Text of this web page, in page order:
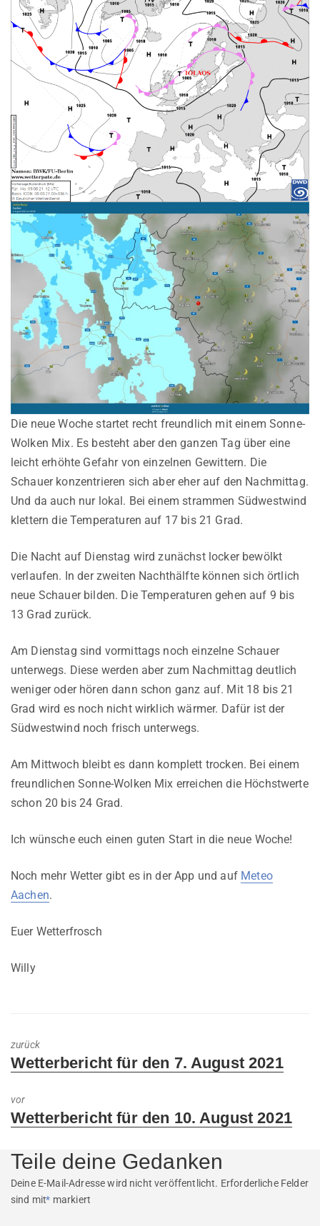
Die neue Woche startet recht freundlich mit einem Sonne-
Wolken Mix. Es besteht aber den ganzen Tag über eine
leicht erhöhte Gefahr von einzelnen Gewittern. Die
Schauer konzentrieren sich aber eher auf den Nachmittag.
Und da auch nur lokal. Bei einem strammen Südwestwind
klettern die Temperaturen auf 17 bis 21 Grad.
Die Nacht auf Dienstag wird zunächst locker bewölkt
verlaufen. In der zweiten Nachthälfte können sich örtlich
neue Schauer bilden. Die Temperaturen gehen auf 9 bis
13 Grad zurück.
Am Dienstag sind vormittags noch einzelne Schauer
unterwegs. Diese werden aber zum Nachmittag deutlich
weniger oder hören dann schon ganz auf. Mit 18 bis 21
Grad wird es noch nicht wirklich wärmer. Dafür ist der
Südwestwind noch frisch unterwegs.
Am Mittwoch bleibt es dann komplett trocken. Bei einem
freundlichen Sonne-Wolken Mix erreichen die Höchstwerte
schon 20 bis 24 Grad.
Ich wünsche euch einen guten Start in die neue Woche!
Noch mehr Wetter gibt es in der App und auf Meteo
Aachen.
Euer Wetterfrosch
Willy
zurück
Previous
Wetterbericht für den 7. August 2021
vor
Next
Wetterbericht für den 10. August 2021
Teile deine Gedanken
Deine E-Mail-Adresse wird nicht veröffentlicht. Erforderliche Felder
sind mit* markiert